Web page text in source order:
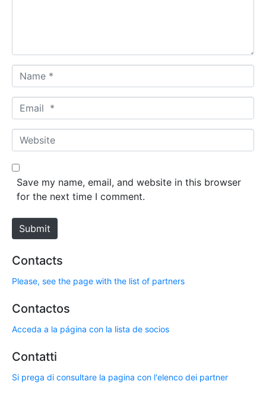
a
m
*
m
a
*
W
e
b
e
Save my name, email, and website in this browser
for the next time I comment.
Submit
Contacts
Please, see the page with the list of partners
Contactos
Acceda a la página con la lista de socios
Contatti
Si prega di consultare la pagina con l'elenco dei partner